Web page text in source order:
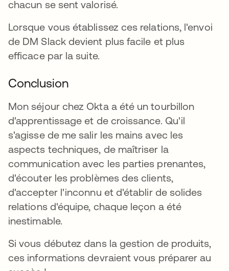
chacun se sent valorisé.
Lorsque vous établissez ces relations, l'envoi
de DM Slack devient plus facile et plus
efficace par la suite.
Conclusion
Mon séjour chez Okta a été un tourbillon
d'apprentissage et de croissance. Qu'il
s'agisse de me salir les mains avec les
aspects techniques, de maîtriser la
communication avec les parties prenantes,
d'écouter les problèmes des clients,
d'accepter l'inconnu et d'établir de solides
relations d'équipe, chaque leçon a été
inestimable.
Si vous débutez dans la gestion de produits,
ces informations devraient vous préparer au